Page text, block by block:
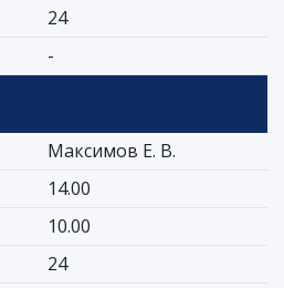
24
-
Максимов Е. В.
14.00
10.00
24